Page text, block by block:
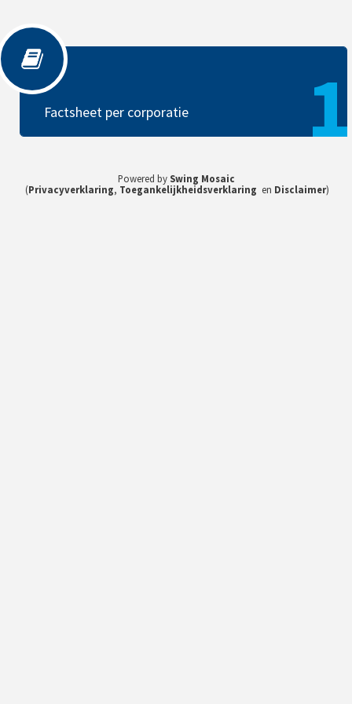
Factsheet per corporatie
Factsheet per corporatie 1
Powered by Swing Mosaic
(Privacyverklaring, Toegankelijkheidsverklaring en Disclaimer)